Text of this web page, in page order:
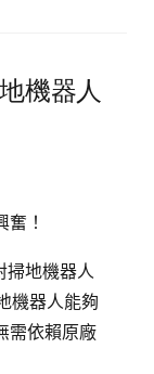
機器人
！
掃地機器人
機器人能夠
需依賴原廠